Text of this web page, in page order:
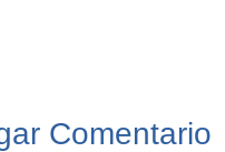
Comentario